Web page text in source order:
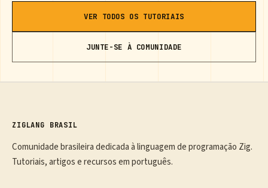
VER TODOS OS TUTORIAIS
JUNTE-SE À COMUNIDADE
ZIGLANG BRASIL
Comunidade brasileira dedicada à linguagem de programação Zig.
Tutoriais, artigos e recursos em português.